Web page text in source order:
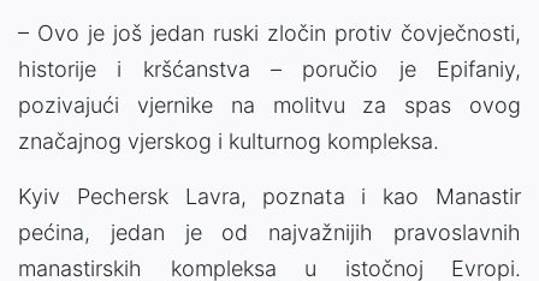
– Ovo je još jedan ruski zločin protiv čovječnosti,
historije i kršćanstva – poručio je Epifaniy,
pozivajući vjernike na molitvu za spas ovog
značajnog vjerskog i kulturnog kompleksa.
Kyiv Pechersk Lavra, poznata i kao Manastir
pećina, jedan je od najvažnijih pravoslavnih
manastirskih kompleksa u istočnoj Evropi.